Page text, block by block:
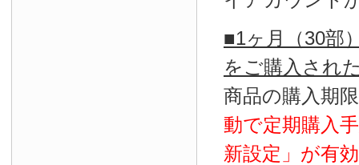
■1ヶ月（30部
をご購入され
商品の購入期
動で定期購入
新設定」が有効